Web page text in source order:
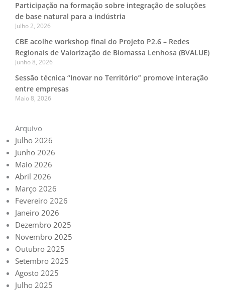
Participação na formação sobre integração de soluções
de base natural para a indústria
Julho 2, 2026
CBE acolhe workshop final do Projeto P2.6 – Redes
Regionais de Valorização de Biomassa Lenhosa (BVALUE)
Junho 8, 2026
Sessão técnica “Inovar no Território” promove interação
entre empresas
Maio 8, 2026
Arquivo
Julho 2026
Junho 2026
Maio 2026
Abril 2026
Março 2026
Fevereiro 2026
Janeiro 2026
Dezembro 2025
Novembro 2025
Outubro 2025
Setembro 2025
Agosto 2025
Julho 2025